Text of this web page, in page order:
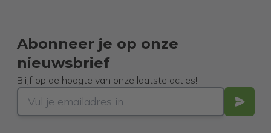
Abonneer je op onze
nieuwsbrief
Blijf op de hoogte van onze laatste acties!